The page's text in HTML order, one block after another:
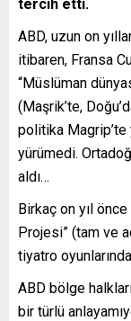
tercih etti.
ABD, uzun on
itibaren, Fransa
“Müslüman
(Maşrik’te,
politika
yürümedi.
aldı…
Birkaç on yıl
Projesi” (tam ve
tiyatro
ABD bölge
bir türlü